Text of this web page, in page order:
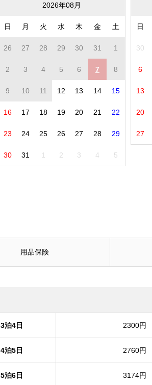
2026年08月
日 月 火 水 木 金 土
26 27 28 29 30 31 1
2 3 4 5 6 7 8
9 10 11 12 13 14 15
16 17 18 19 20 21 22
23 24 25 26 27 28 29
30 31 1 2 3 4 5
日
30
6
13
20
27
用品保険
3泊4日 2300円
4泊5日 2760円
5泊6日 3174円